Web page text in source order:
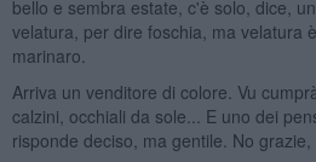
bello e sembra estate, c'è solo, dice,
velatura, per dire foschia, ma velatura
marinaro.
Arriva un venditore di colore. Vu
calzini, occhiali da sole... E uno dei
risponde deciso, ma gentile. No